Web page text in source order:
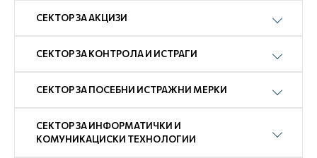
СЕКТОР ЗА АКЦИЗИ
СЕКТОР ЗА КОНТРОЛА И ИСТРАГИ
СЕКТОР ЗА ПОСЕБНИ ИСТРАЖНИ МЕРКИ
СЕКТОР ЗА ИНФОРМАТИЧКИ И
КОМУНИКАЦИСКИ ТЕХНОЛОГИИ